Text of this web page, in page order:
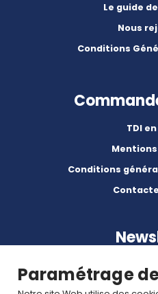
Le guide
Nous
Conditions
TDI
Conditions
Paramétrage